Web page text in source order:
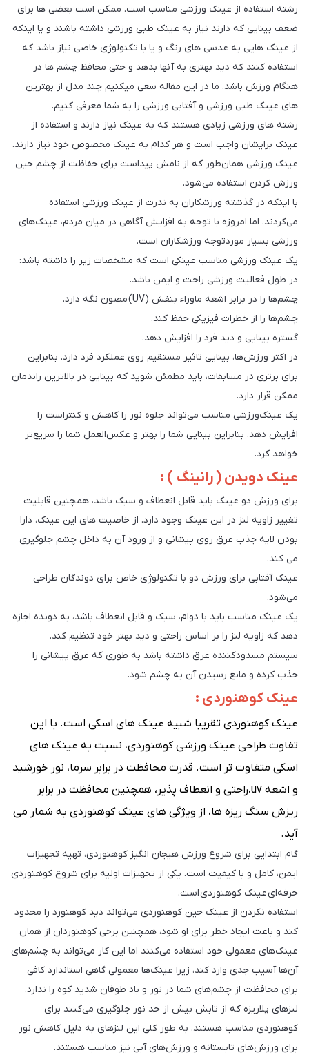
رشته استفاده از عینک ورزشی مناسب است. ممکن است بعضی ها برای
ضعف بینایی که دارند نیاز به عینک طبی ورزشی داشته باشند و یا اینکه
از عینک هایی به عدسی های رنگ و یا با تکنولوژی خاصی نیاز باشد که
استفاده کنند که دید بهتری به آنها بدهد و حتی محافظ چشم ها در
هنگام ورزش باشد. ما در این مقاله سعی میکنیم چند مدل از بهترین
های عینک طبی ورزشی و آفتابی ورزشی را به شما معرفی کنیم.
رشته های ورزشی زیادی هستند که به عینک نیاز دارند و استفاده از
عینک برایشان واجب است و هر کدام به عینک مخصوص خود نیاز دارند.
عینک ورزشی همان‌طور که از نامش پیداست برای حفاظت از چشم حین
ورزش کردن استفاده می‌شود.
با اینکه در گذشته ورزشکاران به ندرت از عینک ورزشی استفاده
می‌کردند، اما امروزه با توجه به افزایش آگاهی در میان مردم، عینک‌های
ورزشی بسیار موردتوجه ورزشکاران است.
یک عینک ورزشی مناسب عینکی است که مشخصات زیر را داشته باشد:
در طول فعالیت ورزشی راحت و ایمن باشد.
چشم‌ها را در برابر اشعه ماوراء بنفش (UV) مصون نگه دارد.
چشم‌ها را از خطرات فیزیکی حفظ کند.
گستره بینایی و دید فرد را افزایش دهد.
در اکثر ورزش‌ها، بینایی تاثیر مستقیم روی عملکرد فرد دارد. بنابراین
برای برتری در مسابقات، باید مطمئن شوید که بینایی در بالاترین راندمان
ممکن قرار دارد.
یک عینک‌ورزشی مناسب می‌تواند جلوه نور را کاهش و کنتراست را
افزایش دهد. بنابراین بینایی شما را بهتر و عکس‌العمل شما را سریع‌تر
خواهد کرد.
عینک دویدن ( رانینگ ) :
برای ورزش دو عینک باید قابل انعطاف و سبک باشد، همچنین قابلیت
تغییر زاویه لنز در این عینک وجود دارد. از خاصیت های این عینک، دارا
بودن لایه جذب عرق روی پیشانی و از ورود آن به داخل چشم جلوگیری
می کند.
عینک آفتابی برای ورزش دو با تکنولوژی خاص برای دوندگان طراحی
می‌شود.
یک عینک مناسب باید با دوام، سبک و قابل انعطاف باشد، به دونده اجازه
دهد که زاویه لنز را بر اساس راحتی و دید بهتر خود تنظیم کند.
سیستم مسدودکننده عرق داشته باشد به طوری که عرق پیشانی را
جذب کرده و مانع رسیدن آن به چشم شود.
عینک کوهنوردی :
عینک کوهنوردی تقریبا شبیه عینک های اسکی است. با این
تفاوت طراحی عینک ورزشی کوهنوردی، نسبت به عینک های
اسکی متفاوت تر است. قدرت محافظت در برابر سرما، نور خورشید
و اشعه uv،راحتی و انعطاف پذیر، همچنین محافظت در برابر
ریزش سنگ ریزه ها، از ویژگی های عینک کوهنوردی به شمار می
آید.
گام ابتدایی برای شروع ورزش هیجان انگیز کوهنوردی، تهیه تجهیزات
ایمن، کامل و با کیفیت است. یکی از تجهیزات اولیه برای شروع کوهنوردی
حرفه‌ای عینک کوهنوردی است.
استفاده نکردن از عینک حین کوهنوردی می‌تواند دید کوهنورد را محدود
کند و باعث ایجاد خطر برای او شود، همچنین برخی کوهنوردان از همان
عینک‌های معمولی خود استفاده می‌کنند اما این کار می‌تواند به چشم‌های
آن‌ها آسیب جدی وارد کند، زیرا عینک‌ها معمولی گاهی استاندارد کافی
برای محافظت از چشم‌های شما در نور و باد طوفان شدید کوه را ندارد.
لنزهای پلاریزه که از تابش بیش از حد نور جلوگیری می‌کنند برای
کوهنوردی مناسب هستند. به طور کلی این لنزهای به دلیل کاهش نور
برای ورزش‌های تابستانه و ورزش‌های آبی نیز مناسب هستند.